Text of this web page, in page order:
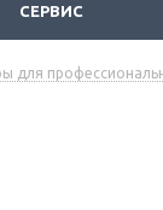
СЕРВИС
для